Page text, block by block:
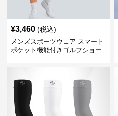
¥3,460 (税込)
メンズスポーツウェア スマート
ポケット機能付きゴルフショー